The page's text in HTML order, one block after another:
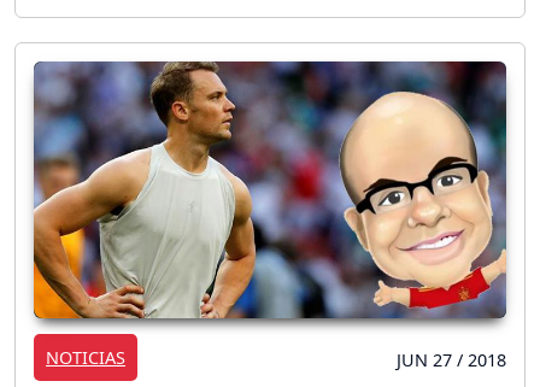
NOTICIAS JUN 27 / 2018